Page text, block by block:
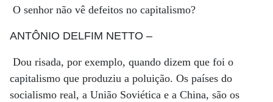
O senhor não vê defeitos no capitalismo?
ANTÔNIO DELFIM NETTO –
Dou risada, por exemplo, quando dizem que foi o
capitalismo que produziu a poluição. Os países do
socialismo real, a União Soviética e a China, são os